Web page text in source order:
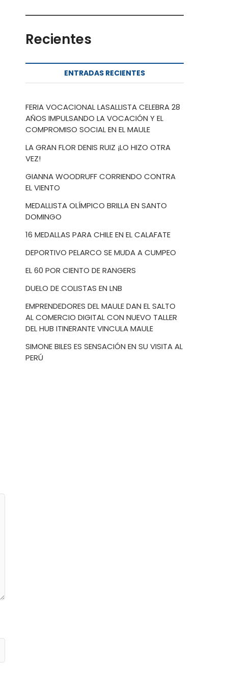
Recientes
ENTRADAS RECIENTES
FERIA VOCACIONAL LASALLISTA CELEBRA 28
AÑOS IMPULSANDO LA VOCACIÓN Y EL
COMPROMISO SOCIAL EN EL MAULE
LA GRAN FLOR DENIS RUIZ ¡LO HIZO OTRA
VEZ!
GIANNA WOODRUFF CORRIENDO CONTRA
EL VIENTO
MEDALLISTA OLÍMPICO BRILLA EN SANTO
DOMINGO
16 MEDALLAS PARA CHILE EN EL CALAFATE
DEPORTIVO PELARCO SE MUDA A CUMPEO
EL 60 POR CIENTO DE RANGERS
DUELO DE COLISTAS EN LNB
EMPRENDEDORES DEL MAULE DAN EL SALTO
AL COMERCIO DIGITAL CON NUEVO TALLER
DEL HUB ITINERANTE VINCULA MAULE
SIMONE BILES ES SENSACIÓN EN SU VISITA AL
PERÚ